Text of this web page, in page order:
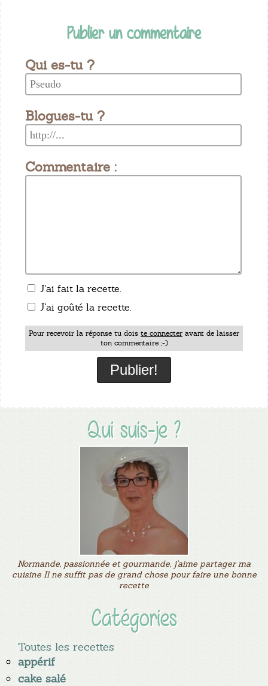
Qui suis-je ?
Normande, passionnée et gourmande, j'aime partager ma
cuisine Il ne suffit pas de grand chose pour faire une bonne
recette
Catégories
Toutes les recettes
appérif
cake salé
Publier un commentaire
Qui es-tu ?
Blogues-tu ?
Commentaire :
J'ai fait la recette.
J'ai goûté la recette.
Pour recevoir la réponse tu dois te connecter avant de laisser
ton commentaire ;-)